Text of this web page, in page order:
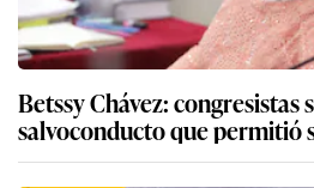
Betssy Chávez:
salvoconducto que permitió